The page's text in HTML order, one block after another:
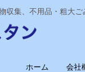
収集、不用品・粗大
ホーム 会社